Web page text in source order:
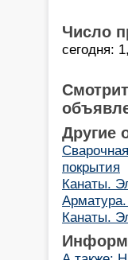
Число
сегодня:
Другие
покрытия
Канаты.
Канаты.